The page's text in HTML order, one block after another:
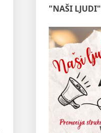
"NAŠI LJUDI"